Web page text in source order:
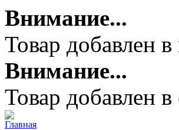
Внимание...
Товар добавлен
Внимание...
Товар добавлен в
Главная